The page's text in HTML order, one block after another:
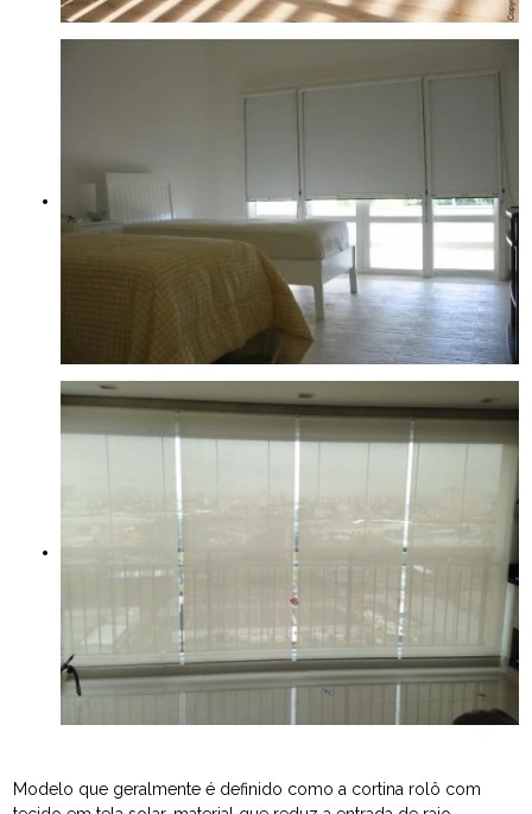
Modelo que geralmente é definido como a cortina rolô com